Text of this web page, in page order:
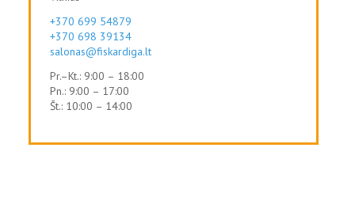
+370 699 54879
+370 698 39134
salonas@fiskardiga.lt
Pr.–Kt.: 9:00 – 18:00
Pn.: 9:00 – 17:00
Št.: 10:00 – 14:00